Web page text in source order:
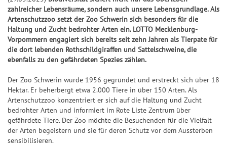
7
7
S
U
E
R
6
G
p
o
t
s
&
G
e
w
i
n
p
i
e
l
7
7
S
U
P
E
Jac
kp
ot-
Jä
ge
ke
n
+6
+7
+8
+9 +10
p
i
e
l
7
7
S
U
P
E
Pr
oje
ktf
ör
de
ng
Natu
r-
und
Um
welt
i
e
g
e
r
-
C
h
a
n
5
Ge
wi
nn
hle
n
e
r
b
i
l
a
n
z
G
l
l
e
it
u
n
G
e
w
i
S
p
i
e
l
a
n
l
e
it
zahlreicher Lebensräume, sondern auch unsere Lebensgrundlage. Als
Artenschutzzoo setzt der Zoo Schwerin sich besonders für die
Haltung und Zucht bedrohter Arten ein. LOTTO Mecklenburg-
Vorpommern engagiert sich bereits seit zehn Jahren als Tierpate für
die dort lebenden Rothschildgiraffen und Sattelschweine, die
ebenfalls zu den gefährdeten Spezies zählen.
Der Zoo Schwerin wurde 1956 gegründet und erstreckt sich über 18
Hektar. Er beherbergt etwa 2.000 Tiere in über 150 Arten. Als
Artenschutzzoo konzentriert er sich auf die Haltung und Zucht
bedrohter Arten und informiert im Rote Liste Zentrum über
gefährdete Tiere. Der Zoo möchte die Besuchenden für die Vielfalt
der Arten begeistern und sie für deren Schutz vor dem Aussterben
sensibilisieren.